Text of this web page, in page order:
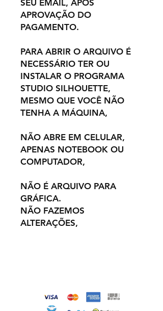
SEU EMAIL, APÓS
APROVAÇÃO DO
PAGAMENTO.
PARA ABRIR O ARQUIVO É
NECESSÁRIO TER OU
INSTALAR O PROGRAMA
STUDIO SILHOUETTE,
MESMO QUE VOCÊ NÃO
TENHA A MÁQUINA,
NÃO ABRE EM CELULAR,
APENAS NOTEBOOK OU
COMPUTADOR,
NÃO É ARQUIVO PARA
GRÁFICA.
NÃO FAZEMOS
ALTERAÇÕES,